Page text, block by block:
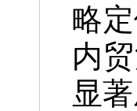
略
内
显著